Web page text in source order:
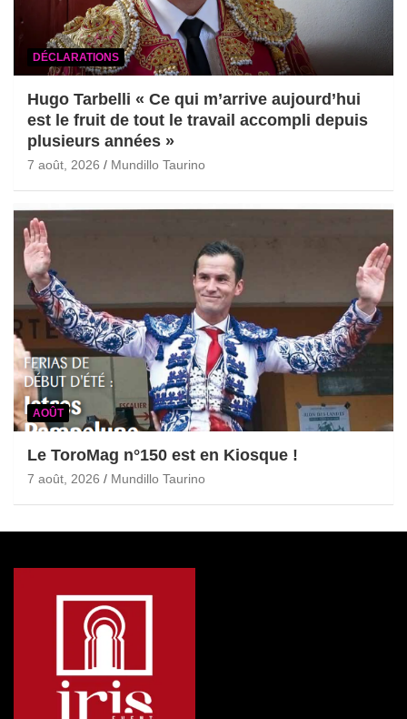
DÉCLARATIONS
Hugo Tarbelli « Ce qui m’arrive aujourd’hui
est le fruit de tout le travail accompli depuis
plusieurs années »
7 août, 2026 Mundillo Taurino
AOÛT
Le ToroMag n°150 est en Kiosque !
7 août, 2026 Mundillo Taurino